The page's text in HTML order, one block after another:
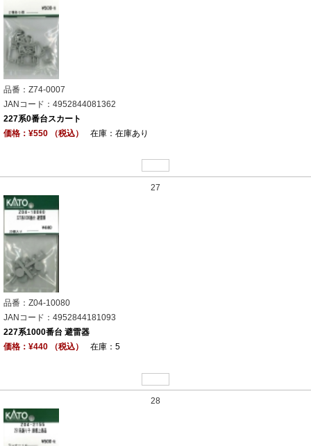
品番：Z74-0007
JANコード：4952844081362
227系0番台スカート
価格：¥550 （税込）
在庫：在庫あり
27
品番：Z04-10080
JANコード：4952844181093
227系1000番台 避雷器
価格：¥440 （税込）
在庫：5
28